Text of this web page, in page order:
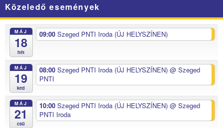
Közeledő események
MÁJ
18
hét
09:00 Szeged PNTI Iroda (ÚJ HELYSZÍNEN)
MÁJ
19
ked
08:00 Szeged PNTI Iroda (ÚJ HELYSZÍNEN) @ Szeged
PNTI
MÁJ
21
csü
10:00 Szeged PNTI Iroda (ÚJ HELYSZÍNEN) @ Szeged
PNTI Iroda